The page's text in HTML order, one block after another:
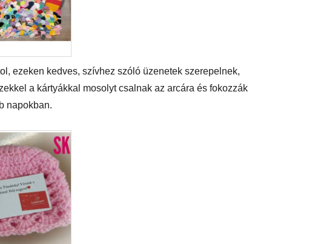
ezeken kedves, szívhez szóló üzenetek szerepelnek,
a kártyákkal mosolyt csalnak az arcára és fokozzák
napokban.